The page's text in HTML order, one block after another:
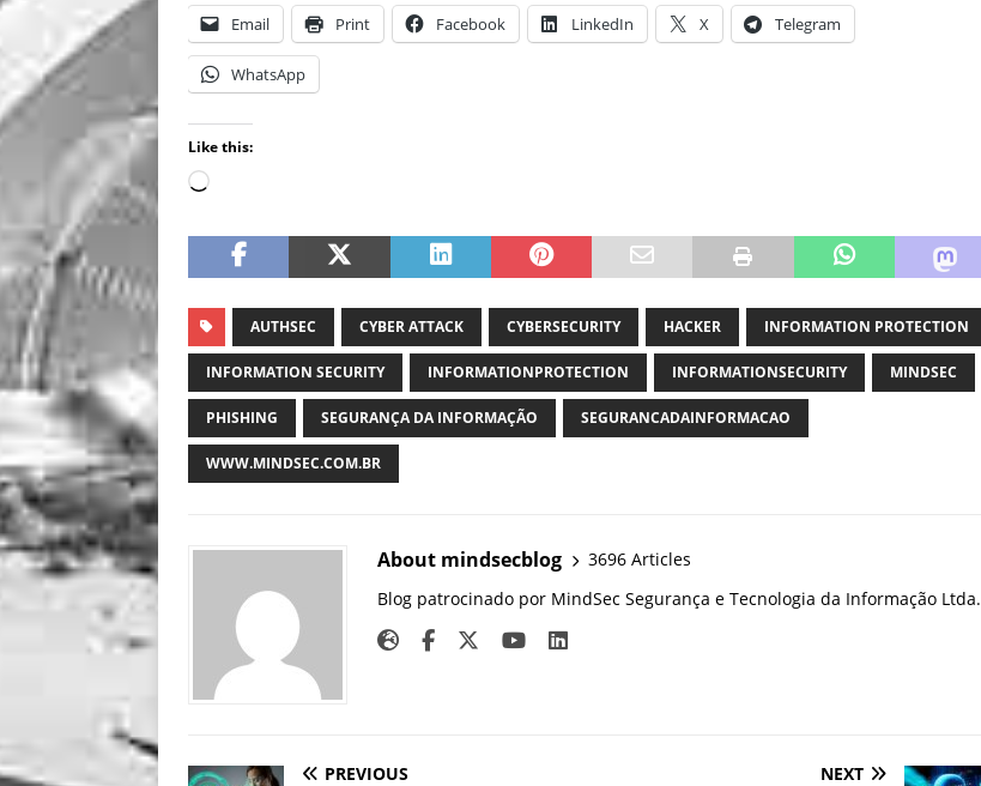
Email Print Facebook LinkedIn X Telegram
WhatsApp
Like this:
AUTHSEC CYBER ATTACK CYBERSECURITY HACKER INFORMATION PROTECTION
INFORMATION SECURITY INFORMATIONPROTECTION INFORMATIONSECURITY MINDSEC
PHISHING SEGURANÇA DA INFORMAÇÃO SEGURANCADAINFORMACAO
WWW.MINDSEC.COM.BR
About mindsecblog
3696 Articles
Blog patrocinado por MindSec Segurança e Tecnologia da Informação Ltda.
PREVIOUS NEXT